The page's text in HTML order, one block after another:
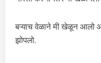
बऱ्याच वेळाने मी खेळून आलो
झोपलो.